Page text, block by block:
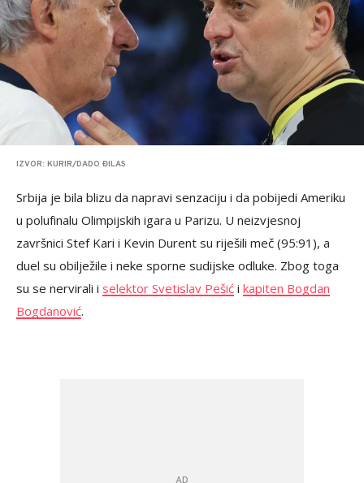
IZVOR: KURIR/DADO ĐILAS
Srbija je bila blizu da napravi senzaciju i da pobijedi Ameriku
u polufinalu Olimpijskih igara u Parizu. U neizvjesnoj
završnici Stef Kari i Kevin Durent su riješili meč (95:91), a
duel su obilježile i neke sporne sudijske odluke. Zbog toga
su se nervirali i selektor Svetislav Pešić i kapiten Bogdan
Bogdanović.